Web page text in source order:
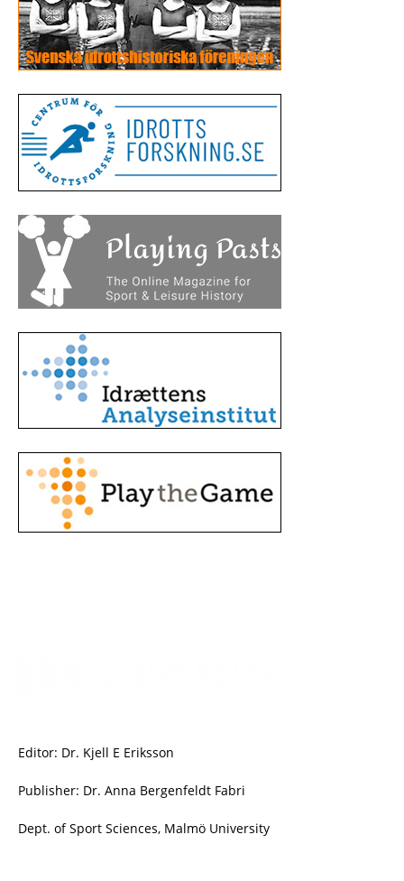
Editor: Dr. Kjell E Eriksson
Publisher: Dr. Anna Bergenfeldt Fabri
Dept. of Sport Sciences, Malmö University